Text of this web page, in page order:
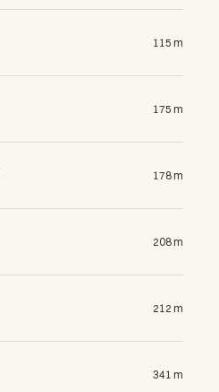
115 m
175 m
178 m
208 m
212 m
341 m